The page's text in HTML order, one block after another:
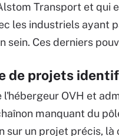
Transport et qui
les industriels ayant
sein. Ces derniers
de projets
OVH et
manquant du
sur un projet précis,